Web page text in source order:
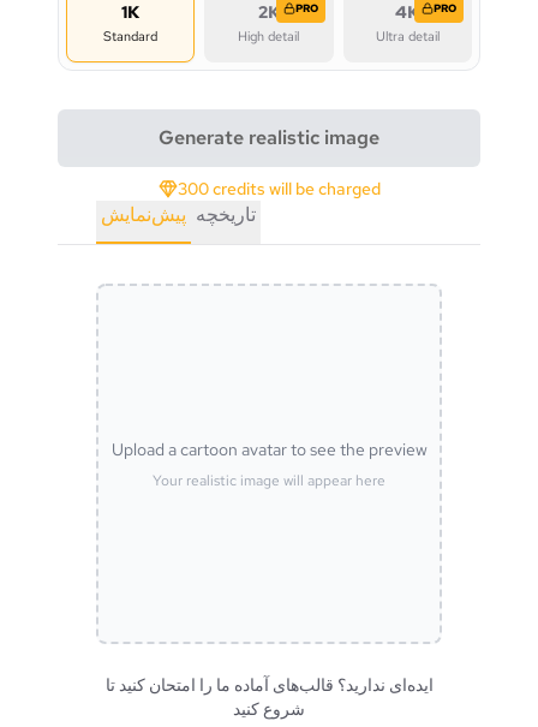
1K
Standard
PRO
2K
High detail
PRO
4K
Ultra detail
Generate realistic image
300 credits will be charged
پیش‌نمایش تاریخچه
Upload a cartoon avatar to see the preview
Your realistic image will appear here
ایده‌ای ندارید؟ قالب‌های آماده ما را امتحان کنید تا
شروع کنید